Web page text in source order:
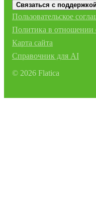
Связаться с поддержкой
Пользовательское
Политика в отношении
Карта сайта
Справочник для AI
© 2026 Flatica